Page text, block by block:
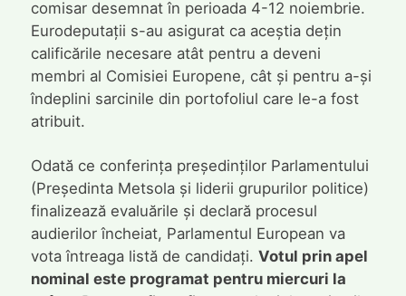
comisar desemnat în perioada 4-12 noiembrie.
Eurodeputații s-au asigurat ca aceștia dețin
calificările necesare atât pentru a deveni
membri al Comisiei Europene, cât și pentru a-și
îndeplini sarcinile din portofoliul care le-a fost
atribuit.
Odată ce conferința președinților Parlamentului
(Președinta Metsola și liderii grupurilor politice)
finalizează evaluările și declară procesul
audierilor încheiat, Parlamentul European va
vota întreaga listă de candidați. Votul prin apel
nominal este programat pentru miercuri la